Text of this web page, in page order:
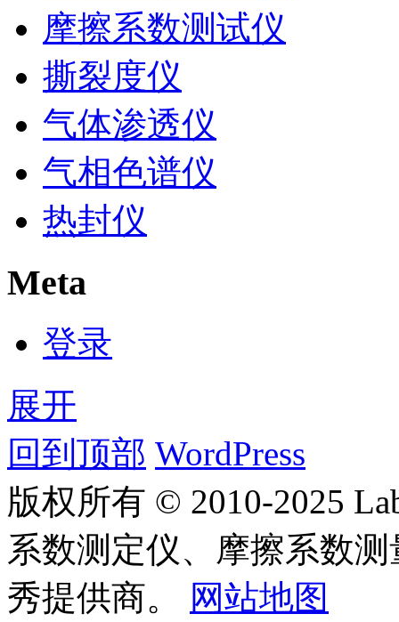
摩擦系数测试仪
撕裂度仪
气体渗透仪
气相色谱仪
热封仪
Meta
登录
展开
回到顶部 WordPress
版权所有 © 2010-2025
系数测定仪、摩擦系数
秀提供商。
网站地图